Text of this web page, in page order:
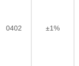
0402 ±1%